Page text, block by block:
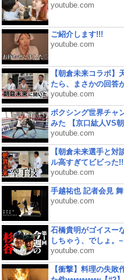
youtube.com
ご紹介します!!!
youtube.com
【朝倉未来コラボ
たら、まさかの回答
youtube.com
ボクシング世界チャ
みた 【京口紘人VS
youtube.com
【朝倉未来選手と対
ル高すぎてビビった!!
youtube.com
手越祐也 記者会見
youtube.com
石橋貴明がゴイスー
しちゃう、でしょ。
youtube.com
【衝撃】料理の失敗